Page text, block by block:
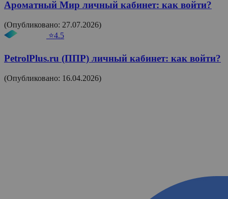
Ароматный Мир личный кабинет: как войти?
(Опубликовано: 27.07.2026)
⭐4.5
PetrolPlus.ru (ППР) личный кабинет: как войти?
(Опубликовано: 16.04.2026)